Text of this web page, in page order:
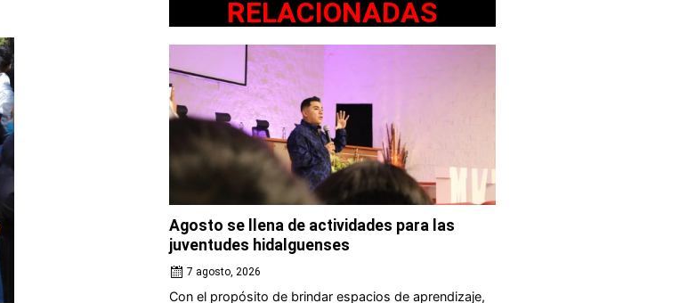
RELACIONADAS
Agosto se llena de actividades para las
juventudes hidalguenses
7 agosto, 2026
Con el propósito de brindar espacios de aprendizaje,